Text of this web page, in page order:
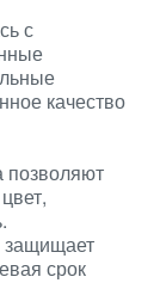
с
качество
позволяют
защищает
срок